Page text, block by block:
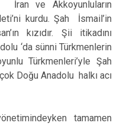
İran ve Akkoyunluların
kurdu. Şah İsmail’in
kızıdır. Şii itikadını
‘da sünni Türkmenlerin
Türkmenleri’yle Şah
Doğu Anadolu halkı acı
tamamen